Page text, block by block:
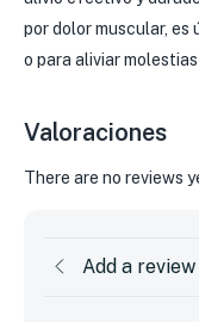
por dolor muscular,
o para aliviar
Valoraciones
There are no reviews
Add a review